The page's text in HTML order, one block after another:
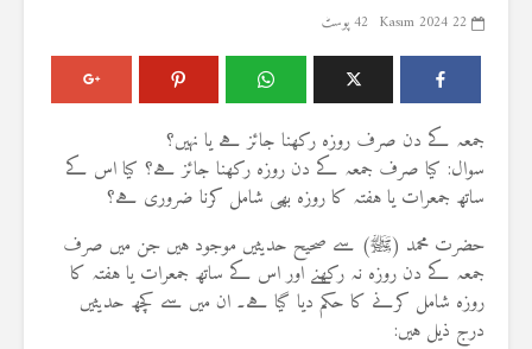
22 Kasım 2024 42 پوسٹ
جمعہ کے دن صرف روزہ رکھنا جائز ہے یا نہیں؟
سوال: کیا صرف جمعہ کے دن روزہ رکھنا جائز ہے؟ کیا اس کے
ساتھ جمعرات یا ہفتہ کا روزہ بھی شامل کرنا ضروری ہے؟
حضرت محمد (ﷺ) سے صحیح حدیثیں موجود ہیں جن میں صرف
جمعہ کے دن روزہ نہ رکھنے اور اس کے ساتھ جمعرات یا ہفتہ کا
روزہ شامل کرنے کا حکم دیا گیا ہے۔ ان میں سے کچھ حدیثیں
درج ذیل ہیں: